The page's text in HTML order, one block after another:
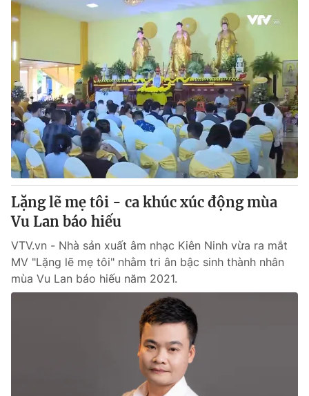
Lặng lẽ mẹ tôi - ca khúc xúc động mùa
Vu Lan báo hiếu
VTV.vn - Nhà sản xuất âm nhạc Kiên Ninh vừa ra mắt
MV "Lặng lẽ mẹ tôi" nhằm tri ân bậc sinh thành nhân
mùa Vu Lan báo hiếu năm 2021.